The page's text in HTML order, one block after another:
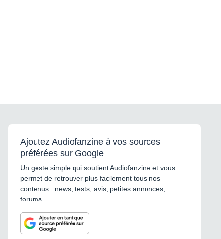
Ajoutez Audiofanzine à vos sources
préférées sur Google
Un geste simple qui soutient Audiofanzine et vous
permet de retrouver plus facilement tous nos
contenus : news, tests, avis, petites annonces,
forums...